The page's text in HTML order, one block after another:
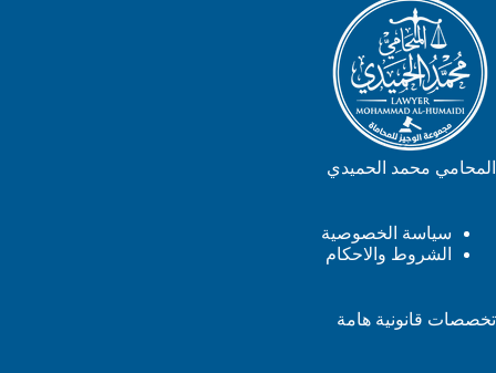
المحامي محمد الحميدي
سياسة الخصوصية
الشروط والاحكام
تخصصات قانونية هامة